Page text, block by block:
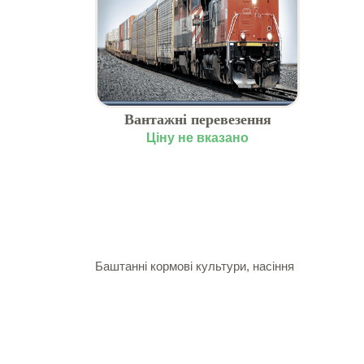
Вантажні перевезення
залізницею, замовити по
Ціну не вказано
Баштанні кормові культури, насіння